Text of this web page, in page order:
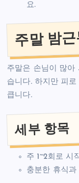
요.
주말 밤
주말은 손님이 많아
습니다. 하지만 피
큽니다.
세부 항목
주 1~2회로 시
충분한 휴식